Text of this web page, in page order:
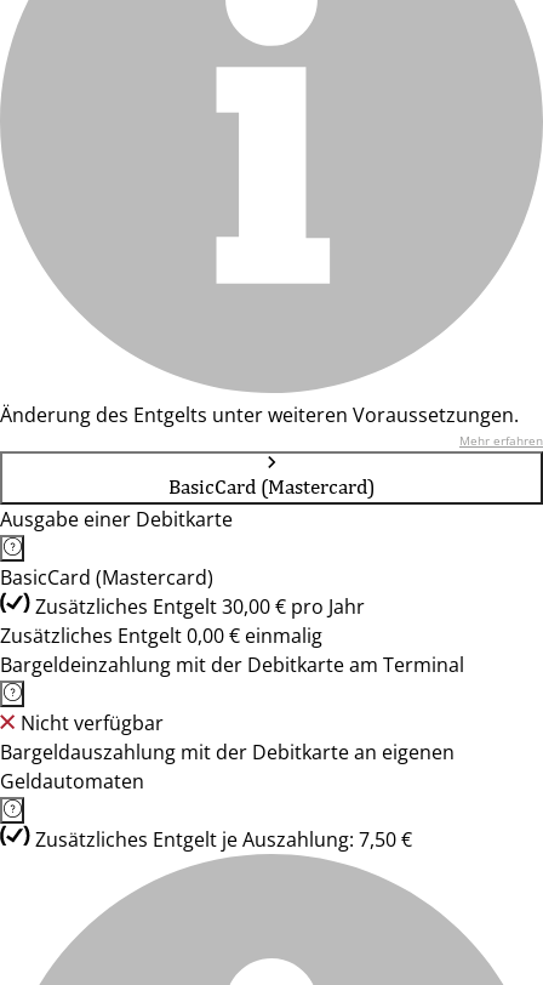
Änderung des Entgelts unter weiteren Voraussetzungen.
Mehr erfahren
BasicCard (Mastercard)
Ausgabe einer Debitkarte
BasicCard (Mastercard)
Zusätzliches Entgelt 30,00 € pro Jahr
Zusätzliches Entgelt 0,00 € einmalig
Bargeldeinzahlung mit der Debitkarte am Terminal
Nicht verfügbar
Bargeldauszahlung mit der Debitkarte an eigenen
Geldautomaten
Zusätzliches Entgelt je Auszahlung: 7,50 €